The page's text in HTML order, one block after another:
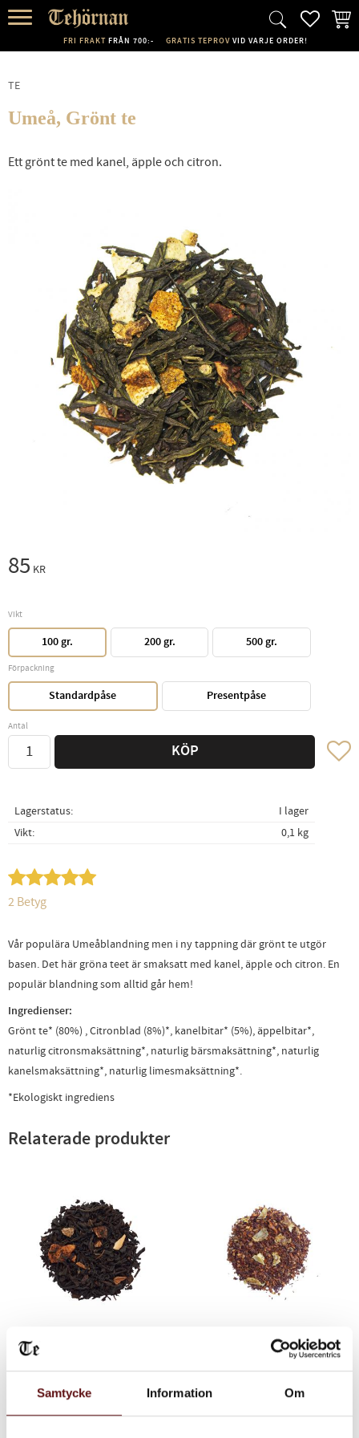
Samtycke Information Om
FRI FRAKT FRÅN 700:- GRATIS TEPROV VID VARJE ORDER!
TE
Umeå, Grönt te
Ett grönt te med kanel, äpple och citron.
85 KR
Vikt
100 gr. 200 gr. 500 gr.
Förpackning
Standardpåse Presentpåse
Antal
KÖP Lägg
Lagerstatus
I lager
Vikt
0,1 kg
2 Betyg
Vår populära Umeåblandning men i ny tappning där grönt te utgör
basen. Det här gröna teet är smaksatt med kanel, äpple och citron. En
populär blandning som alltid går hem!
Ingredienser:
Grönt te* (80%) , Citronblad (8%)*, kanelbitar* (5%), äppelbitar*,
naturlig citronsmaksättning*, naturlig bärsmaksättning*, naturlig
kanelsmaksättning*, naturlig limesmaksättning*.
*Ekologiskt ingrediens
Relaterade produkter
Umeå Blandning,
citron.
Umeå, Rooibos te
Prova den populära Umeå
blandningen, finns även som